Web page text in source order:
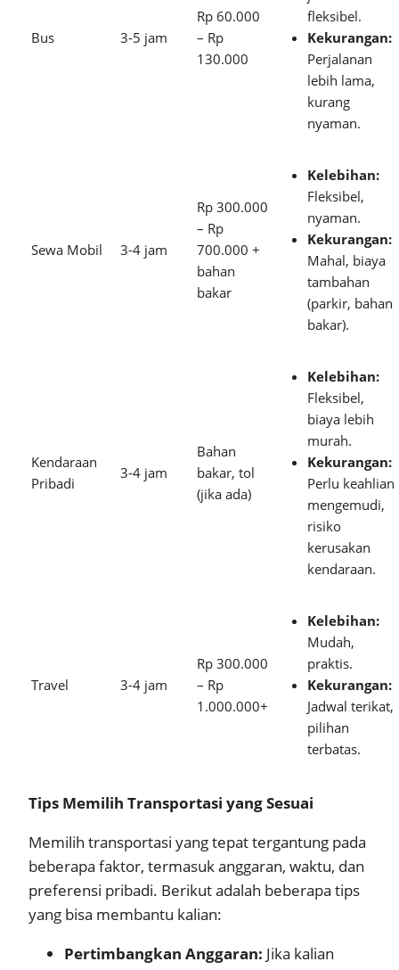
Bus 3-5 jam
Rp 60.000
– Rp
130.000
fleksibel.
Kekurangan:
Perjalanan
lebih lama,
kurang
nyaman.
Sewa Mobil 3-4 jam
Rp 300.000
– Rp
700.000 +
bahan
bakar
Kelebihan:
Fleksibel,
nyaman.
Kekurangan:
Mahal, biaya
tambahan
(parkir, bahan
bakar).
Kendaraan
Pribadi
3-4 jam
Bahan
bakar, tol
(jika ada)
Kelebihan:
Fleksibel,
biaya lebih
murah.
Kekurangan:
Perlu keahlian
mengemudi,
risiko
kerusakan
kendaraan.
Travel 3-4 jam
Rp 300.000
– Rp
1.000.000+
Kelebihan:
Mudah,
praktis.
Kekurangan:
Jadwal terikat,
pilihan
terbatas.
Tips Memilih Transportasi yang Sesuai
Memilih transportasi yang tepat tergantung pada
beberapa faktor, termasuk anggaran, waktu, dan
preferensi pribadi. Berikut adalah beberapa tips
yang bisa membantu kalian:
Pertimbangkan Anggaran: Jika kalian